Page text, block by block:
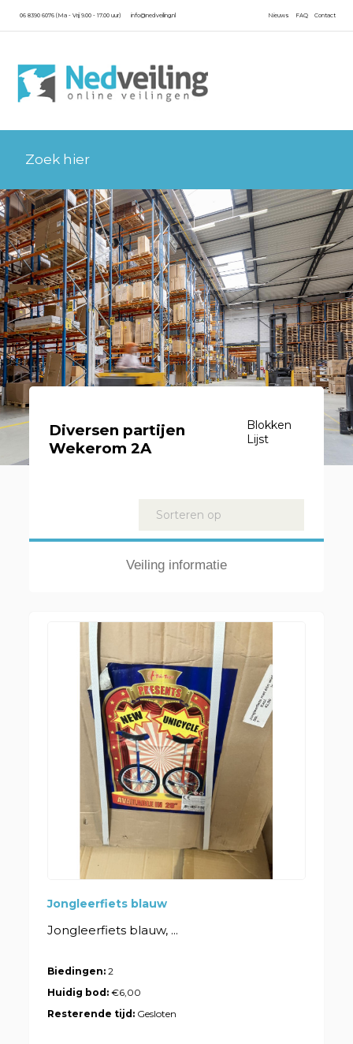
06 8390 6076 (Ma - Vrij 9.00 - 17.00 uur) info@nedveiling.nl Contact
FAQ
Nieuws
Diversen partijen
Wekerom 2A
Blokken
Lijst
Kavels
Veiling informatie
Sorteren op
Jongleerfiets blauw
Jongleerfiets blauw, ...
Biedingen: 2
Huidig bod:€6,00
Resterende tijd: Gesloten